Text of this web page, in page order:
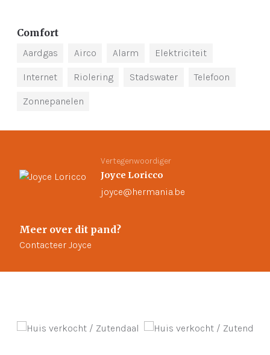
Comfort
Aardgas Airco Alarm Elektriciteit
Internet Riolering Stadswater Telefoon
Zonnepanelen
Vertegenwoordiger
Joyce Loricco
joyce@hermania.be
Meer over dit pand?
Contacteer Joyce